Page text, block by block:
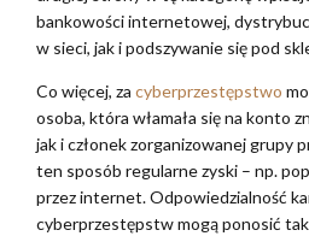
bankowości internetowej,
w sieci, jak i podszywanie się pod
Co więcej, za cyberprzestępstwo
osoba, która włamała się na konto
jak i członek zorganizowanej grupy
ten sposób regularne zyski – np.
przez internet. Odpowiedzialność
cyberprzestępstw mogą ponosić